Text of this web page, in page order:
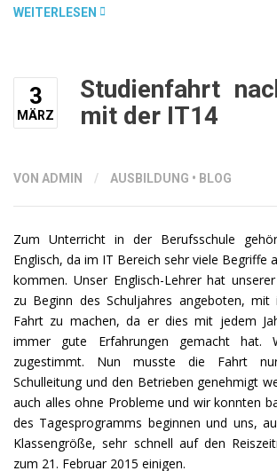
WEITERLESEN „AUSFLUG
3
MÄRZ
Studienfahrt
mit der IT14
VON ADMIN / AUSBILDUNG • BLOG
Zum Unterricht in der Berufsschule
Englisch, da im IT Bereich sehr viele Begriffe
kommen. Unser Englisch-Lehrer hat
zu Beginn des Schuljahres angeboten, mit
Fahrt zu machen, da er dies mit jedem
immer gute Erfahrungen gemacht hat.
zugestimmt. Nun musste die Fahrt
Schulleitung und den Betrieben genehmigt
auch alles ohne Probleme und wir konnten
des Tagesprogramms beginnen und uns,
Klassengröße, sehr schnell auf den
zum 21. Februar 2015 einigen.